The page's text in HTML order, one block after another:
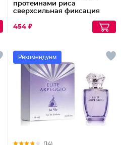
протеинами риса
сверхсильная фиксация
454 ₽
Рекомендуем
(14)